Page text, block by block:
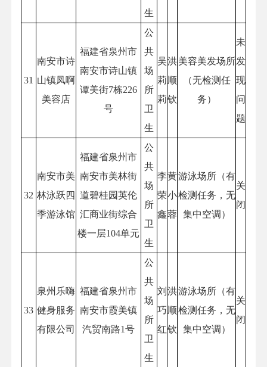
生
31
南安市诗
山镇凤啊
美容店
福建省泉州市
南安市诗山镇
谭美街7栋226
号
公
共
场
所
卫
生
吴
莉
莉
洪
顺
钦
美容美发场所
（无检测任
务）
未
发
现
问
题
32
南安市美
林泳跃四
季游泳馆
福建省泉州市
南安市美林街
道碧桂园英伦
汇商业街综合
楼一层104单元
公
共
场
所
卫
生
李
荣
鑫
黄
小
蓉
游泳场所（有
检测任务，无
集中空调）
关
闭
33
泉州乐嗨
健身服务
有限公司
福建省泉州市
南安市霞美镇
汽贸南路1号
公
共
场
所
卫
生
刘
巧
红
洪
顺
钦
游泳场所（有
检测任务，无
集中空调）
关
闭